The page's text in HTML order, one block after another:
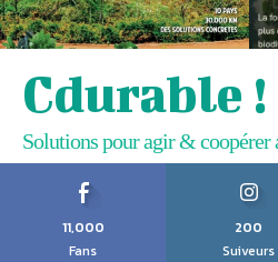
Cdurable !
Solutions pour agir & coopérer
11,000
Fans
200
Suiveurs